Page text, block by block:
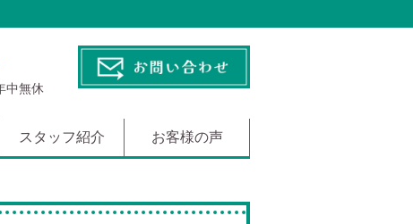
中無休
スタッフ紹介 お客様の声